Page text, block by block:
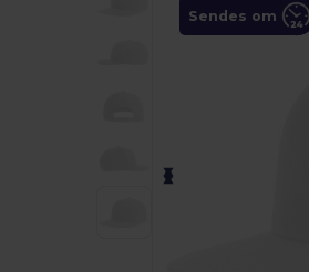
Sendes om